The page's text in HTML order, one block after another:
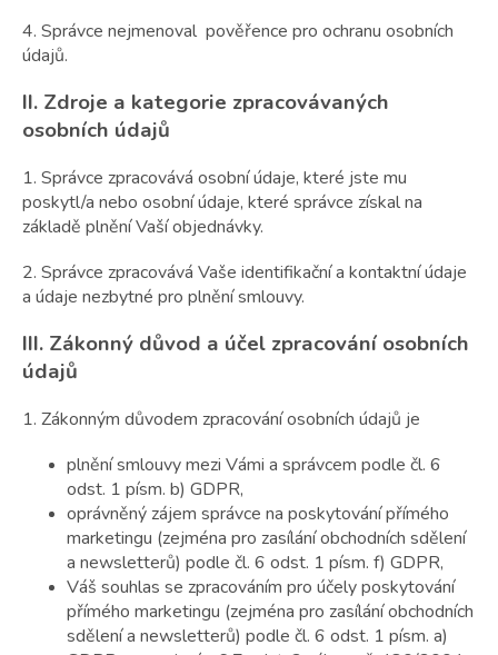
4. Správce nejmenoval pověřence pro ochranu osobních
údajů.
II. Zdroje a kategorie zpracovávaných
osobních údajů
1. Správce zpracovává osobní údaje, které jste mu
poskytl/a nebo osobní údaje, které správce získal na
základě plnění Vaší objednávky.
2. Správce zpracovává Vaše identifikační a kontaktní údaje
a údaje nezbytné pro plnění smlouvy.
III. Zákonný důvod a účel zpracování osobních
údajů
1. Zákonným důvodem zpracování osobních údajů je
plnění smlouvy mezi Vámi a správcem podle čl. 6
odst. 1 písm. b) GDPR,
oprávněný zájem správce na poskytování přímého
marketingu (zejména pro zasílání obchodních sdělení
a newsletterů) podle čl. 6 odst. 1 písm. f) GDPR,
Váš souhlas se zpracováním pro účely poskytování
přímého marketingu (zejména pro zasílání obchodních
sdělení a newsletterů) podle čl. 6 odst. 1 písm. a)